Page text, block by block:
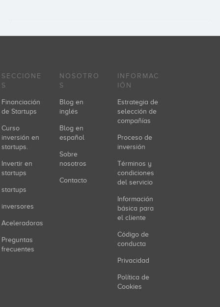
SECCIONE
S
Financiación
de Startups
Curso
inversión en
startups.
Invertir en
startups
startups
inversores
Aceleradoras
Preguntas
frecuentes
NOSOTRO
S
Blog en
inglés
Blog en
español
Sobre
nosotros
Contacto
INFORMAC
IÓN
Estrategia de
selección de
compañías
Proceso de
inversión
Términos y
condiciones
del servicio
Información
básica para
el cliente
Código de
conducta
Privacidad
Política de
Cookies